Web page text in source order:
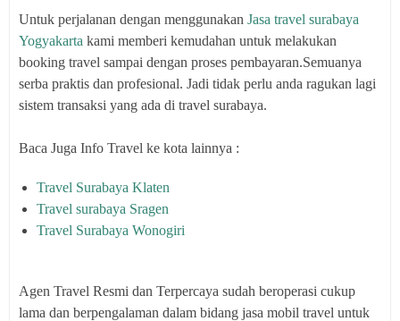
Untuk perjalanan dengan menggunakan Jasa travel surabaya
Yogyakarta kami memberi kemudahan untuk melakukan
booking travel sampai dengan proses pembayaran.Semuanya
serba praktis dan profesional. Jadi tidak perlu anda ragukan lagi
sistem transaksi yang ada di travel surabaya.
Baca Juga Info Travel ke kota lainnya :
Travel Surabaya Klaten
Travel surabaya Sragen
Travel Surabaya Wonogiri
Agen Travel Resmi dan Terpercaya sudah beroperasi cukup
lama dan berpengalaman dalam bidang jasa mobil travel untuk